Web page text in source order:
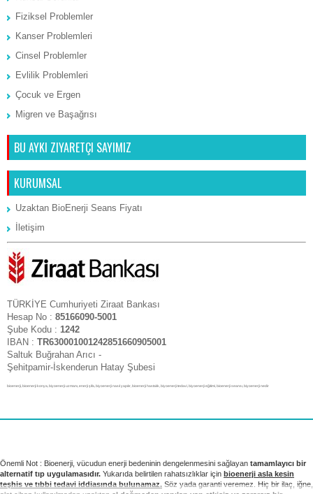
Fiziksel Problemler
Kanser Problemleri
Cinsel Problemler
Evlilik Problemleri
Çocuk ve Ergen
Migren ve Başağrısı
BU AYKI ZIYARETÇI SAYIMIZ
KURUMSAL
Uzaktan BioEnerji Seans Fiyatı
İletişim
TÜRKİYE Cumhuriyeti Ziraat Bankası
Hesap No : 85166090-5001
Şube Kodu : 1242
IBAN : TR630001001242851660905001
Saltuk Buğrahan Arıcı -
Şehitpamir-İskenderun Hatay Şubesi
bioenerji, bioenerji konya, biyoenerji uzmanı, enerji şifa, biyoenerji nasıl yapılır, bioenerji hastalık, biyoenerji tedavi, biyoenerji eğitimi, bioenerji seansı, biyoenerji nedir
Önemli Not : Bioenerji, vücudun enerji bedeninin dengelenmesini sağlayan tamamlayıcı bir
alternatif tıp uygulamasıdır. Yukarıda belirtilen rahatsızlıklar için bioenerji asla kesin
teşhis ve tıbbi tedavi iddiasında bulunamaz. Söz yada garanti veremez. Hiç bir ilaç, iğne,